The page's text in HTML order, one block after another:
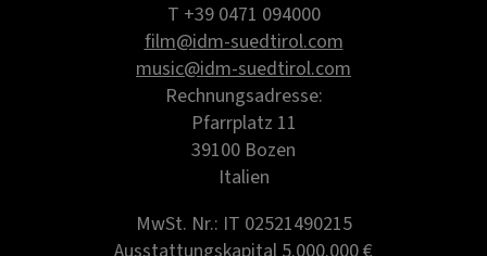
T +39 0471 094000
film@idm-suedtirol.com
music@idm-suedtirol.com
Rechnungsadresse:
Pfarrplatz 11
39100 Bozen
Italien
MwSt. Nr.: IT 02521490215